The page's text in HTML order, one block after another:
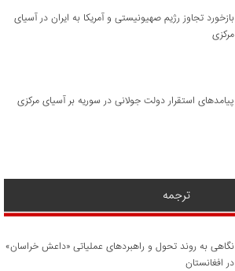
​بازخورد تجاوز رژیم صهیونیستی و آمریکا به ایران در آسیای
مرکزی
پیامدهای استقرار دولت جولانی در سوریه بر آسیای مرکزی
ترجمه
نگاهی به روند تحول و راهبردهای عملیاتی «داعش خراسان»
در افغانستان